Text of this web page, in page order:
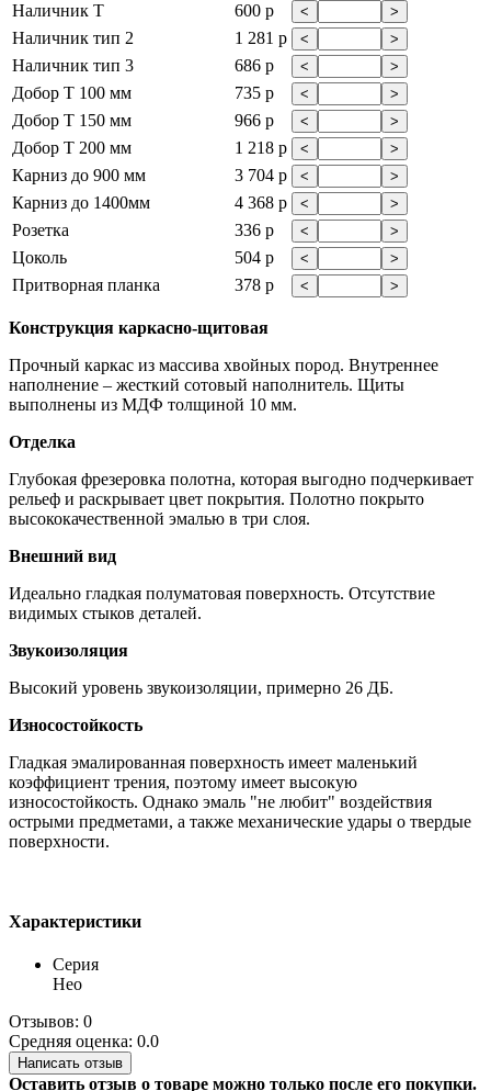
Наличник Т 600 р < >
Наличник тип 2 1 281 р < >
Наличник тип 3 686 р < >
Добор Т 100 мм 735 р < >
Добор Т 150 мм 966 р < >
Добор Т 200 мм 1 218 р < >
Карниз до 900 мм 3 704 р < >
Карниз до 1400мм 4 368 р < >
Розетка 336 р < >
Цоколь 504 р < >
Притворная планка 378 р < >
Конструкция каркасно-щитовая
Прочный каркас из массива хвойных пород. Внутреннее
наполнение – жесткий сотовый наполнитель. Щиты
выполнены из МДФ толщиной 10 мм.
Отделка
Глубокая фрезеровка полотна, которая выгодно подчеркивает
рельеф и раскрывает цвет покрытия. Полотно покрыто
высококачественной эмалью в три слоя.
Внешний вид
Идеально гладкая полуматовая поверхность. Отсутствие
видимых стыков деталей.
Звукоизоляция
Высокий уровень звукоизоляции, примерно 26 ДБ.
Износостойкость
Гладкая эмалированная поверхность имеет маленький
коэффициент трения, поэтому имеет высокую
износостойкость. Однако эмаль "не любит" воздействия
острыми предметами, а также механические удары о твердые
поверхности.
Характеристики
Серия
Нео
Отзывов: 0
Средняя оценка: 0.0
Написать отзыв
Оставить отзыв о товаре можно только после его покупки.